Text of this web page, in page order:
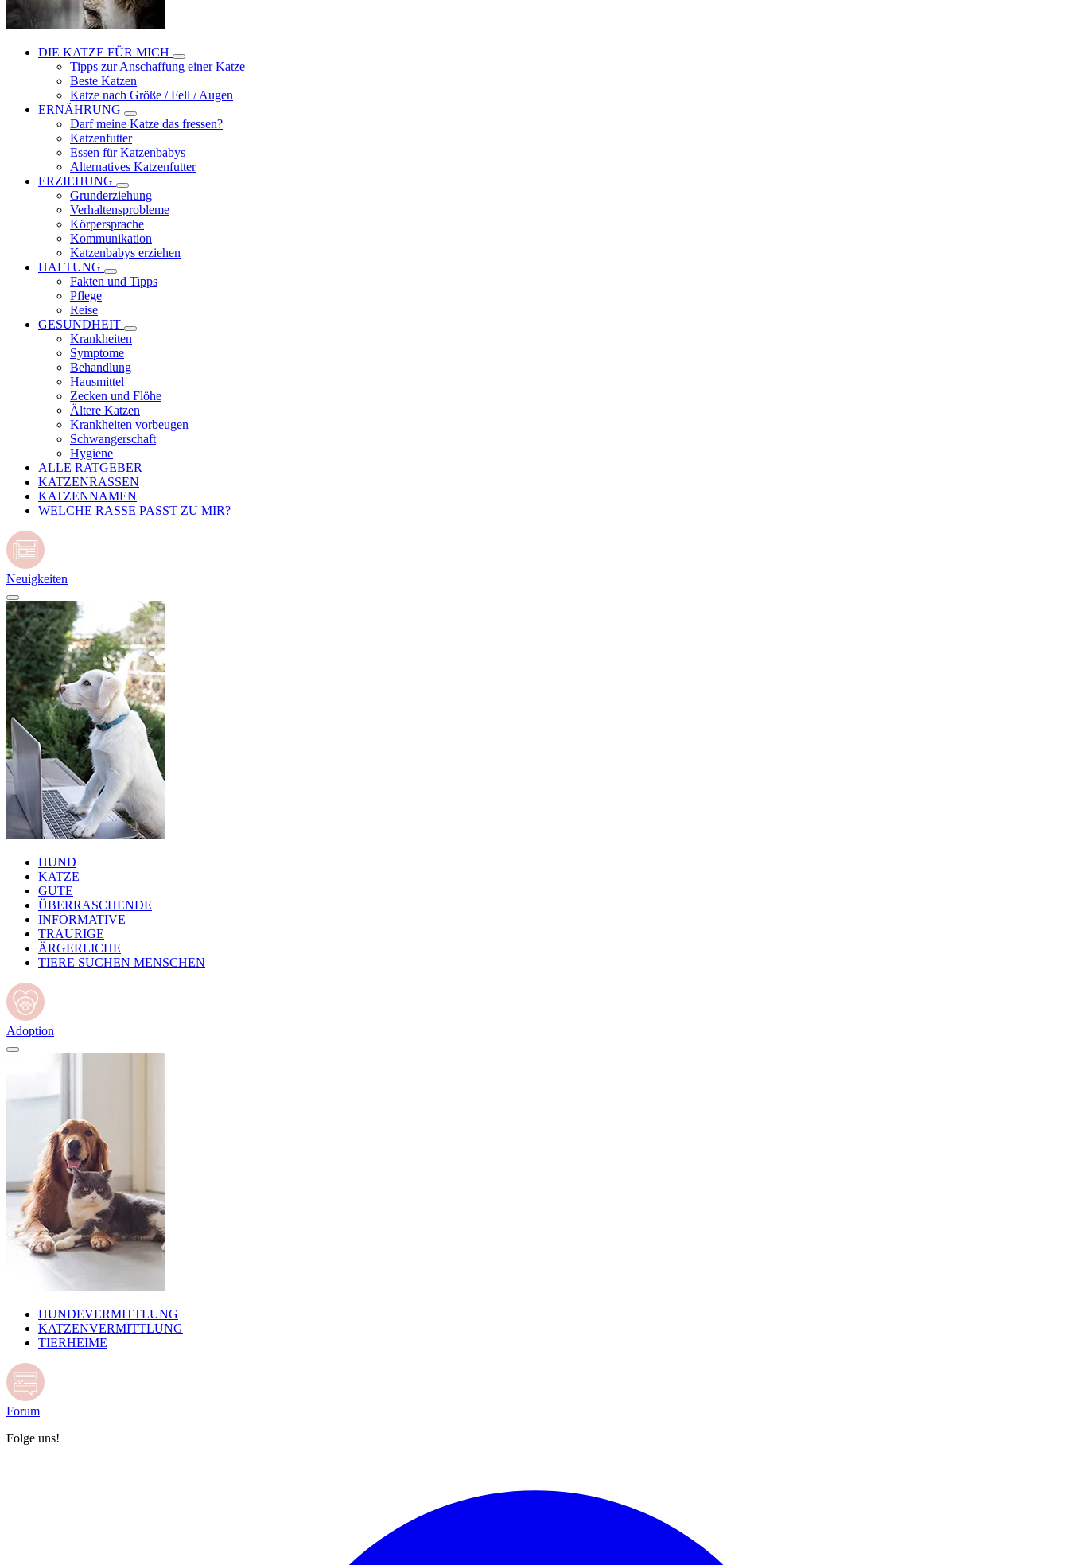
DIE KATZE FÜR MICH
Tipps zur Anschaffung einer Katze
Beste Katzen
Katze nach Größe / Fell / Augen
ERNÄHRUNG
Darf meine Katze das fressen?
Katzenfutter
Essen für Katzenbabys
Alternatives Katzenfutter
ERZIEHUNG
Grunderziehung
Verhaltensprobleme
Körpersprache
Kommunikation
Katzenbabys erziehen
HALTUNG
Fakten und Tipps
Pflege
Reise
GESUNDHEIT
Krankheiten
Symptome
Behandlung
Hausmittel
Zecken und Flöhe
Ältere Katzen
Krankheiten vorbeugen
Schwangerschaft
Hygiene
ALLE RATGEBER
KATZENRASSEN
KATZENNAMEN
WELCHE RASSE PASST ZU MIR?
Neuigkeiten
HUND
KATZE
GUTE
ÜBERRASCHENDE
INFORMATIVE
TRAURIGE
ÄRGERLICHE
TIERE SUCHEN MENSCHEN
Adoption
HUNDEVERMITTLUNG
KATZENVERMITTLUNG
TIERHEIME
Forum
Folge uns!